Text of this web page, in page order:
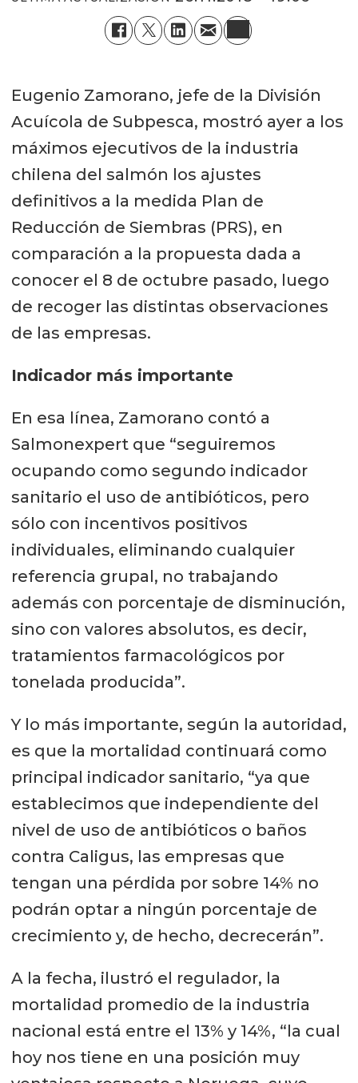
Eugenio Zamorano, jefe de la División
Acuícola de Subpesca, mostró ayer a los
máximos ejecutivos de la industria
chilena del salmón los ajustes
definitivos a la medida Plan de
Reducción de Siembras (PRS), en
comparación a la propuesta dada a
conocer el 8 de octubre pasado, luego
de recoger las distintas observaciones
de las empresas.
Indicador más importante
En esa línea, Zamorano contó a
Salmonexpert que “seguiremos
ocupando como segundo indicador
sanitario el uso de antibióticos, pero
sólo con incentivos positivos
individuales, eliminando cualquier
referencia grupal, no trabajando
además con porcentaje de disminución,
sino con valores absolutos, es decir,
tratamientos farmacológicos por
tonelada producida”.
Y lo más importante, según la autoridad,
es que la mortalidad continuará como
principal indicador sanitario, “ya que
establecimos que independiente del
nivel de uso de antibióticos o baños
contra Caligus, las empresas que
tengan una pérdida por sobre 14% no
podrán optar a ningún porcentaje de
crecimiento y, de hecho, decrecerán”.
A la fecha, ilustró el regulador, la
mortalidad promedio de la industria
nacional está entre el 13% y 14%, “la cual
hoy nos tiene en una posición muy